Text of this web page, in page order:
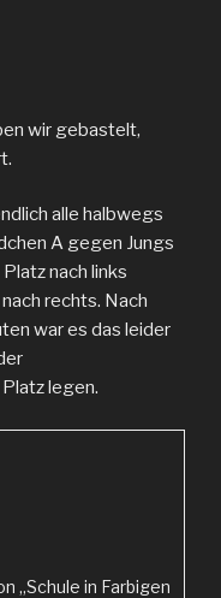
wir gebastelt,
alle halbwegs
A gegen Jungs
nach links
rechts. Nach
war es das leider
legen.
„Schule in Farbigen